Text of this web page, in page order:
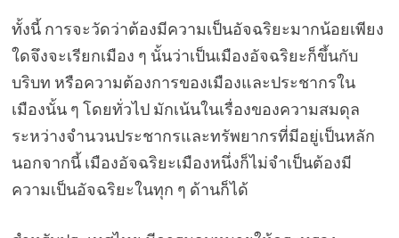
ทั้งนี้ การจะวัดว่าต้องมีความเป็นอัจฉริยะมากน้อยเพียง
ใดจึงจะเรียกเมือง ๆ นั้นว่าเป็นเมืองอัจฉริยะก็ขึ้นกับ
บริบท หรือความต้องการของเมืองและประชากรใน
เมืองนั้น ๆ โดยทั่วไป มักเน้นในเรื่องของความสมดุล
ระหว่างจำนวนประชากรและทรัพยากรที่มีอยู่เป็นหลัก
นอกจากนี้ เมืองอัจฉริยะเมืองหนึ่งก็ไม่จำเป็นต้องมี
ความเป็นอัจฉริยะในทุก ๆ ด้านก็ได้